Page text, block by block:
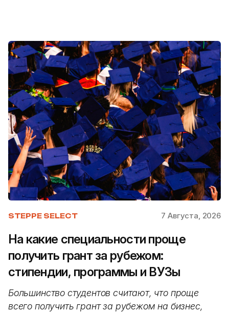
STEPPE SELECT 7 Августа, 2026
На какие специальности проще
получить грант за рубежом:
стипендии, программы и ВУЗы
Большинство студентов считают, что проще
всего получить грант за рубежом на бизнес,